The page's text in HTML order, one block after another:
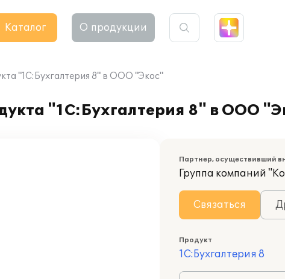
Каталог О продукции
"1С:Бухгалтерия 8" в ООО "Экос"
"1С:Бухгалтерия 8" в ООО
Партнер, осуществивший
Группа компаний
Связаться
Продукт
1С:Бухгалтерия 8